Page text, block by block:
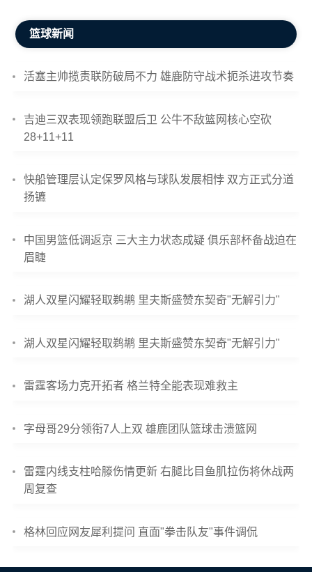
篮球新闻
活塞主帅揽责联防破局不力 雄鹿防守战术扼杀进攻节奏
吉迪三双表现领跑联盟后卫 公牛不敌篮网核心空砍
28+11+11
快船管理层认定保罗风格与球队发展相悖 双方正式分道
扬镳
中国男篮低调返京 三大主力状态成疑 俱乐部杯备战迫在
眉睫
湖人双星闪耀轻取鹈鹕 里夫斯盛赞东契奇"无解引力"
湖人双星闪耀轻取鹈鹕 里夫斯盛赞东契奇"无解引力"
雷霆客场力克开拓者 格兰特全能表现难救主
字母哥29分领衔7人上双 雄鹿团队篮球击溃篮网
雷霆内线支柱哈滕伤情更新 右腿比目鱼肌拉伤将休战两
周复查
格林回应网友犀利提问 直面"拳击队友"事件调侃